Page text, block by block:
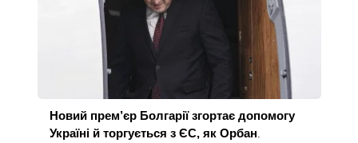
Новий прем’єр Болгарії згортає допомогу
Україні й торгується з ЄС, як Орбан.